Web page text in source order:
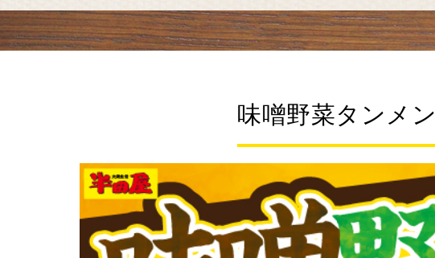
味噌野菜タンメン